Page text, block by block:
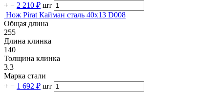
+ − 2 210 ₽ шт
Нож Pirat Кайман сталь 40х13 D008
Общая длина
255
Длина клинка
140
Толщина клинка
3.3
Марка стали
+ − 1 692 ₽ шт